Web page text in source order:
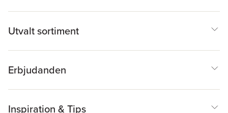
Utvalt sortiment
Erbjudanden
Inspiration & Tips